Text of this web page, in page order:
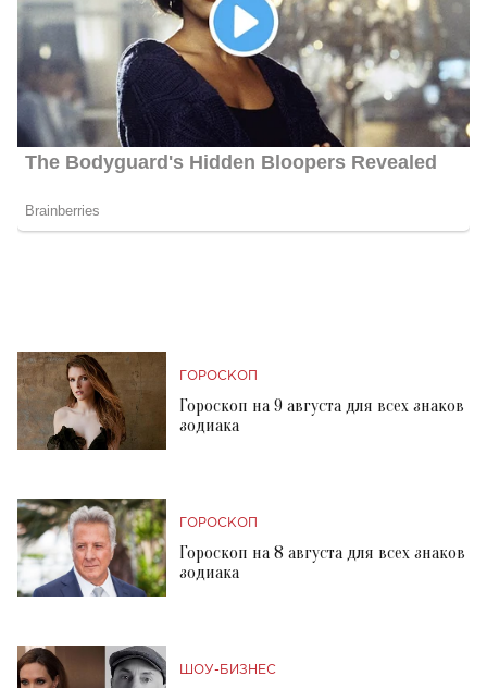
ГОРОСКОП
Гороскоп на 9 августа для всех знаков
зодиака
ГОРОСКОП
Гороскоп на 8 августа для всех знаков
зодиака
ШОУ-БИЗНЕС